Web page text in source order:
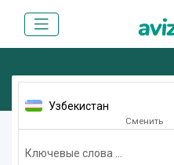
Узбекистан
Сменить